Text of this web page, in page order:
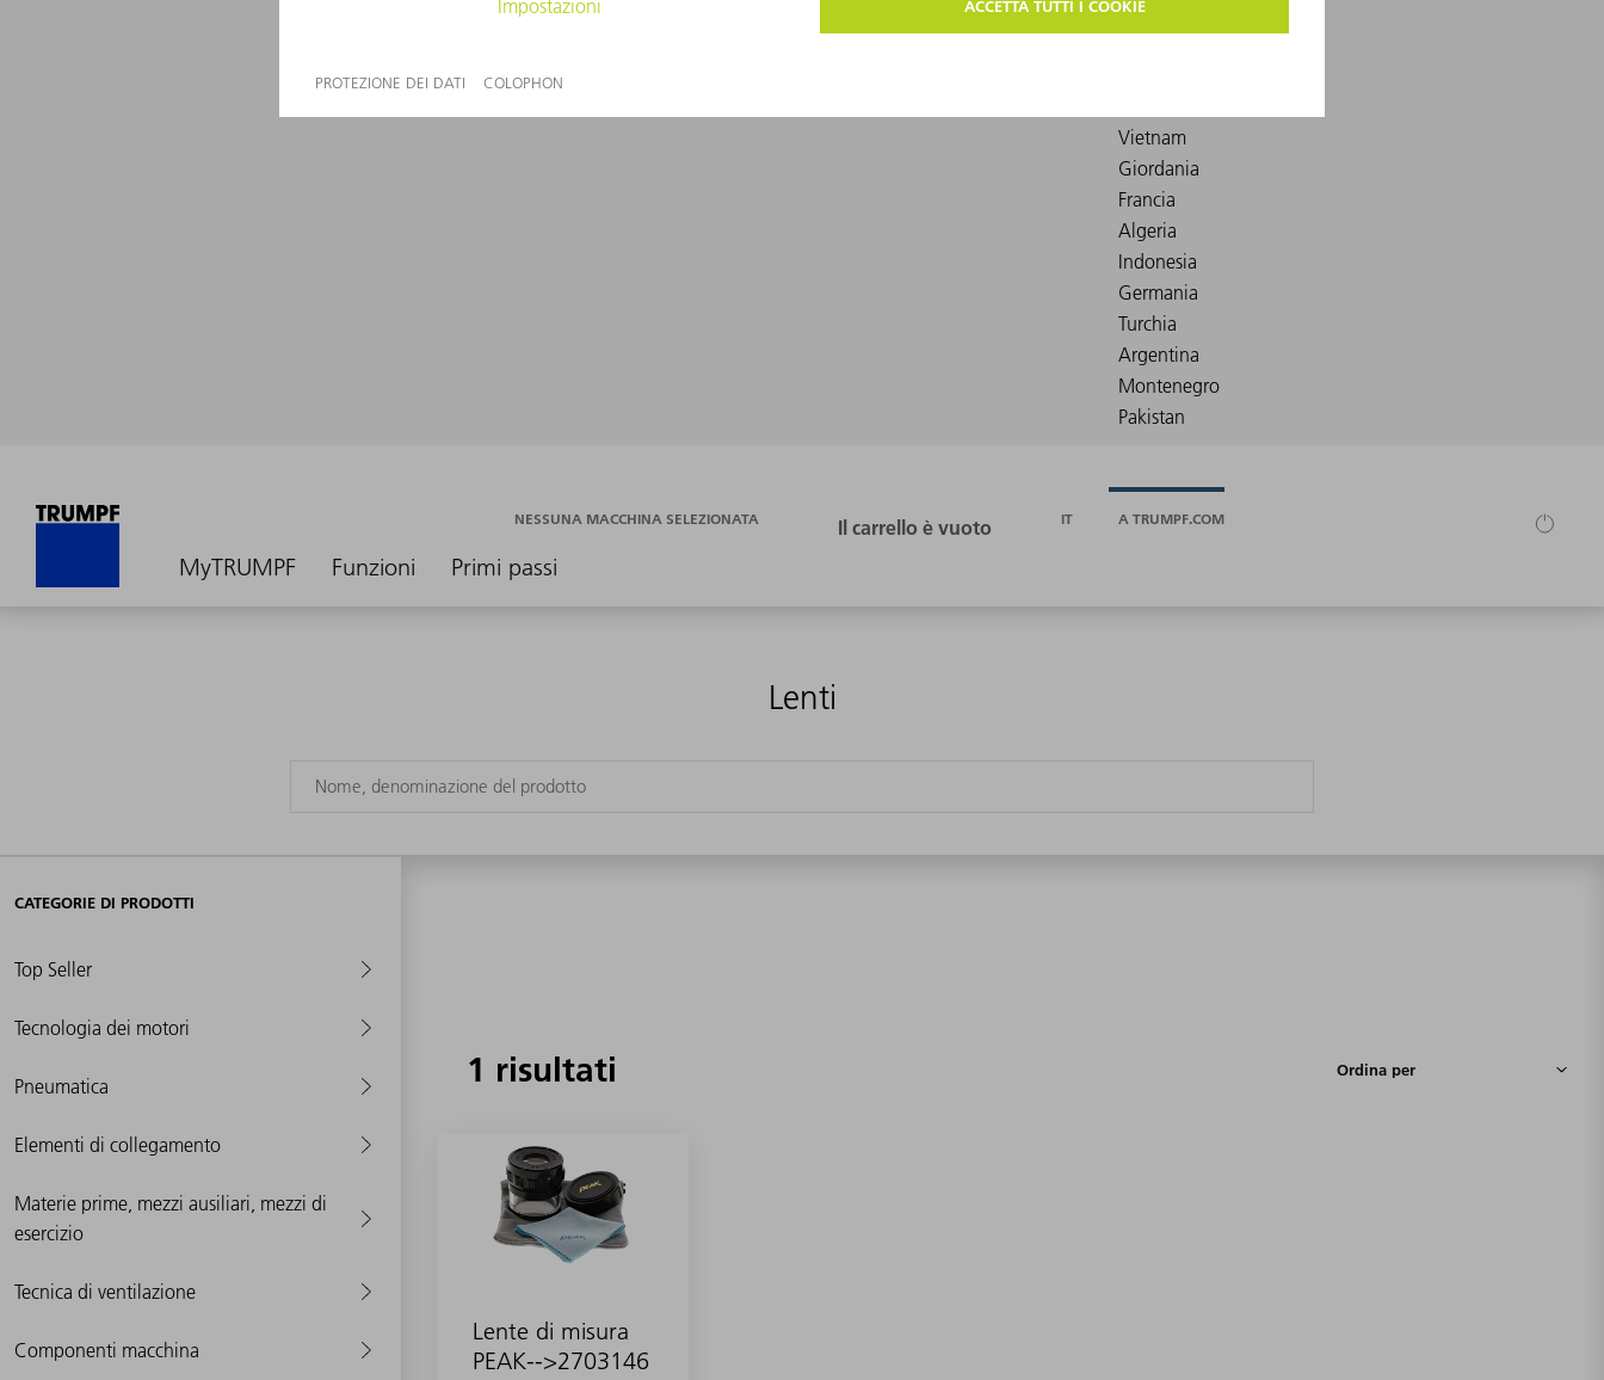
MyTRUMPF Funzioni Primi passi
NESSUNA MACCHINA SELEZIONATA IT A TRUMPF.COM
Lenti
CATEGORIE DI PRODOTTI
Top Seller
Tecnologia dei motori
Pneumatica
Elementi di collegamento
Materie prime, mezzi ausiliari, mezzi di
esercizio
Tecnica di ventilazione
Componenti macchina
1 risultati
Lente di misura
PEAK-->2703146